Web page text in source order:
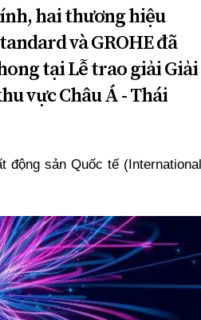
hai thương hiệu
và GROHE đã
tại Lễ trao giải Giải
vực Châu Á - Thái
động sản Quốc tế (International